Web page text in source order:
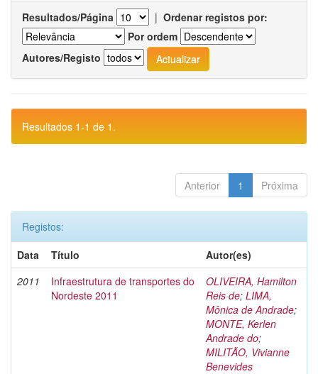
Resultados/Página | Ordenar registos por:
Por ordem
Autores/Registo
Resultados 1-1 de 1.
Anterior 1 Próxima
Registos:
Data
Título
Autor(es)
2011
Infraestrutura de transportes do
Nordeste 2011
OLIVEIRA, Hamilton
Reis de; LIMA,
Mônica de Andrade;
MONTE, Kerlen
Andrade do;
MILITÃO, Vivianne
Benevides